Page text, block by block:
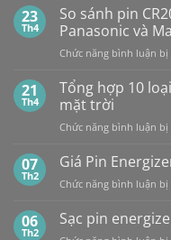
23
Th4
So sánh pin
Panasonic và
Chức năng bình luận bị
21
Th4
Tổng hợp 10
mặt trời
Chức năng bình luận bị
07
Th2
Giá Pin
Chức năng bình luận bị
06
Th2
Sạc pin